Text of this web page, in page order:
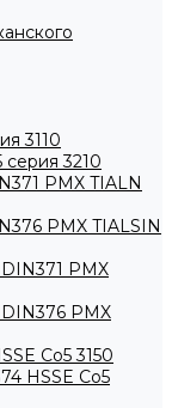
3110
3210
PMX TIALN
PMX TIALSIN
PMX
PMX
Co5 3150
HSSE Co5